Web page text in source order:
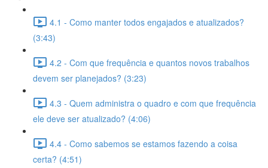
4.1 - Como manter todos engajados e atualizados?
(3:43)
4.2 - Com que frequência e quantos novos trabalhos
devem ser planejados? (3:23)
4.3 - Quem administra o quadro e com que frequência
ele deve ser atualizado? (4:06)
4.4 - Como sabemos se estamos fazendo a coisa
certa? (4:51)